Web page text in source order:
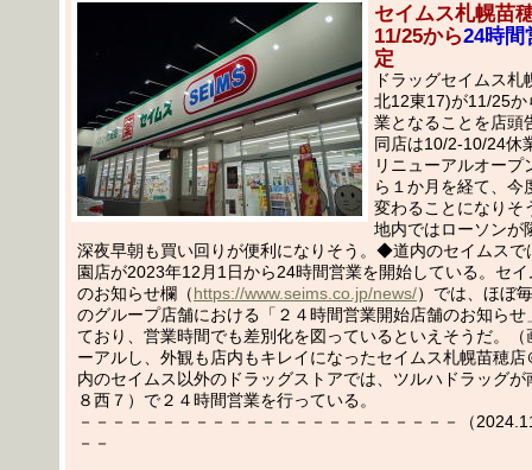
セイムス札幌苗
11/25から24時間
定
ドラッグセイムス札
北12東17)が11/25か
業となることを店頭
同店は10/2-10/24休
リニューアルオープ
ら１か月を経て、今
変わることになり
地内ではローソンが
深夜早朝も買い回りが便利になりそう。◆道内のセイムスで
園店が2023年12月1日から24時間営業を開始している。セ
のお知らせ欄（https://www.seims.co.jp/news/）では、ほぼ
のグループ店舗における「２４時間営業開始店舗のお知らせ
ており、営業時間でも差別化を図っているといえそうだ。（
ーアルし、外観も店内もキレイになったセイムス札幌苗穂
内のセイムス以外のドラッグストアでは、ツルハドラッグが
８西７）で２４時間営業を行っている。
－－－－－－－－－－－－－－－－－－－－－－－（
－－